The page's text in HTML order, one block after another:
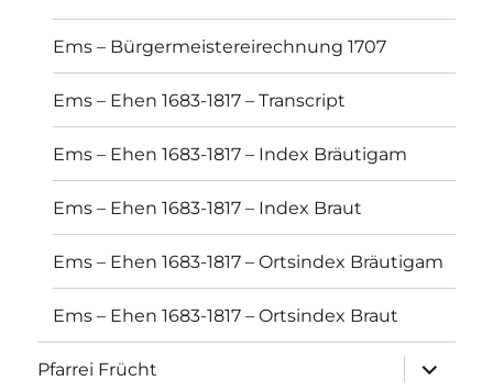
Ems – Bürgermeistereirechnung 1707
Ems – Ehen 1683-1817 – Transcript
Ems – Ehen 1683-1817 – Index Bräutigam
Ems – Ehen 1683-1817 – Index Braut
Ems – Ehen 1683-1817 – Ortsindex Bräutigam
Ems – Ehen 1683-1817 – Ortsindex Braut
Pfarrei Frücht
anzeigen